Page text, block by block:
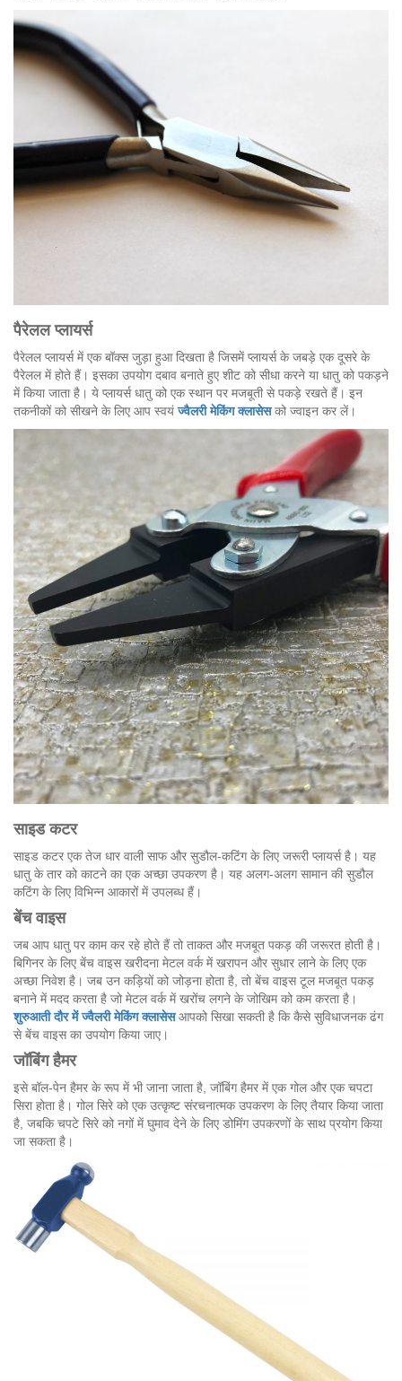
पैरेलल प्लायर्स
पैरेलल प्लायर्स में एक बॉक्स जुड़ा हुआ दिखता है जिसमें प्लायर्स के जबड़े एक दूसरे के
पैरेलल में होते हैं। इसका उपयोग दबाव बनाते हुए शीट को सीधा करने या धातु को पकड़ने
में किया जाता है। ये प्लायर्स धातु को एक स्थान पर मजबूती से पकड़े रखते हैं। इन
तकनीकों को सीखने के लिए आप स्वयंज्वैलरी मेकिंग क्लासेसको ज्वाइन कर लें।
साइड कटर
साइड कटर एक तेज धार वाली साफ और सुडौल-कटिंग के लिए जरूरी प्लायर्स है। यह
धातु के तार को काटने का एक अच्छा उपकरण है। यह अलग-अलग सामान की सुडौल
कटिंग के लिए विभिन्न आकारों में उपलब्ध हैं।
बेंच वाइस
जब आप धातु पर काम कर रहे होते हैं तो ताकत और मजबूत पकड़ की जरूरत होती है।
बिगिनर के लिए बेंच वाइस खरीदना मेटल वर्क में खरापन और सुधार लाने के लिए एक
अच्छा निवेश है। जब उन कड़ियों को जोड़ना होता है, तो बेंच वाइस टूल मजबूत पकड़
बनाने में मदद करता है जो मेटल वर्क में खरोंच लगने के जोखिम को कम करता है।
शुरुआती दौर में ज्वैलरी मेकिंग क्लासेसआपको सिखा सकती है कि कैसे सुविधाजनक ढंग
से बेंच वाइस का उपयोग किया जाए।
जॉबिंग हैमर
इसे बॉल-पेन हैमर के रूप में भी जाना जाता है, जॉबिंग हैमर में एक गोल और एक चपटा
सिरा होता है। गोल सिरे को एक उत्कृष्ट संरचनात्मक उपकरण के लिए तैयार किया जाता
है, जबकि चपटे सिरे को नगों में घुमाव देने के लिए डोमिंग उपकरणों के साथ प्रयोग किया
जा सकता है।